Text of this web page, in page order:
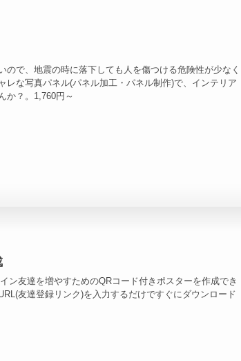
ので、地震の時に落下しても人を傷つける危険性が少なく
レな写真パネル(パネル加工・パネル制作)で、インテリア
か？。1,760円～
ン友達を増やすためのQRコード付きポスターを作成でき
友達登録リンク)を入力するだけですぐにダウンロード